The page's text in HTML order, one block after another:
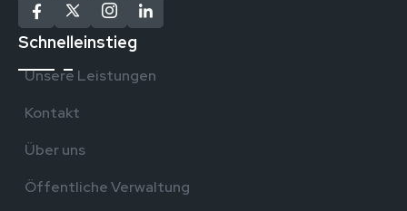
Schnelleinstieg
Unsere Leistungen
Kontakt
Über uns
Öffentliche Verwaltung